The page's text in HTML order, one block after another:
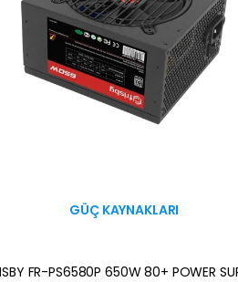
GÜÇ KAYNAKLARI
FR-PS6580P 650W 80+ POWER